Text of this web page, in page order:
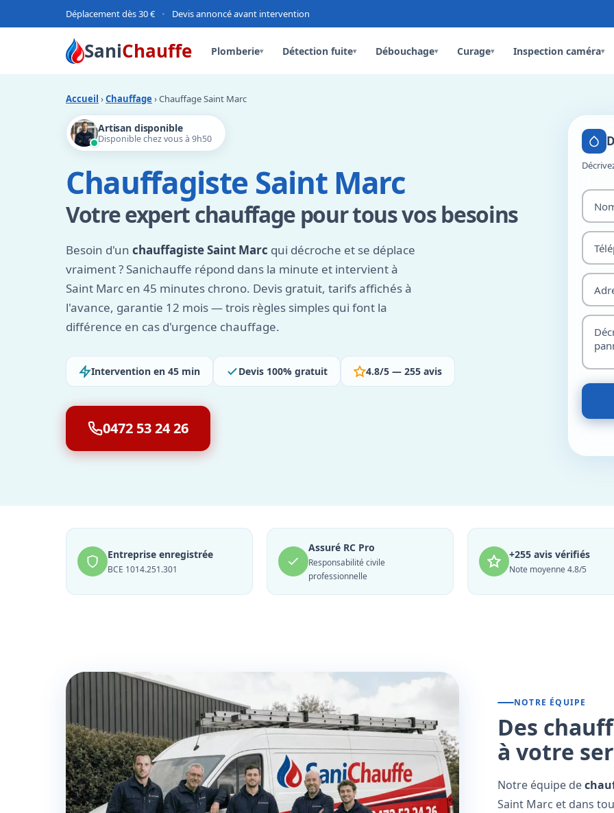
Déplacement dès 30 € • Devis annoncé avant intervention
SaniChauffe Plomberie▾ Détection fuite▾ Débouchage▾ Curage▾ Inspection caméra▾
Accueil ›Chauffage › Chauffage Saint Marc
Artisan disponible
Disponible chez vous à 9h50
Chauffagiste Saint Marc
Votre expert chauffage pour tous vos besoins
Besoin d'un chauffagiste Saint Marc qui décroche et se déplace
vraiment ? Sanichauffe répond dans la minute et intervient à
Saint Marc en 45 minutes chrono. Devis gratuit, tarifs affichés à
l'avance, garantie 12 mois — trois règles simples qui font la
différence en cas d'urgence chauffage.
Intervention en 45 min Devis 100% gratuit 4.8/5 — 255 avis
0472 53 24 26
Entreprise enregistrée
BCE 1014.251.301
Assuré RC Pro
Responsabilité civile
professionnelle
+255 avis vérifiés
Note moyenne 4.8/5
NOTRE ÉQUIPE
Des
à votre
Notre équipe de
Saint Marc et dans